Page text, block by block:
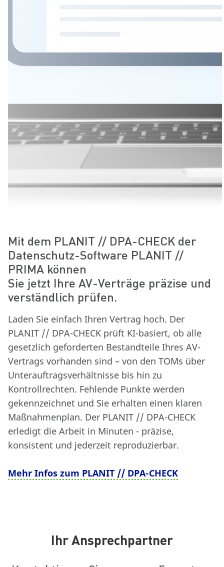
Mit dem PLANIT // DPA-CHECK der
Datenschutz-Software PLANIT //
PRIMA können
Sie jetzt Ihre AV-Verträge präzise und
verständlich prüfen.
Laden Sie einfach Ihren Vertrag hoch. Der
PLANIT // DPA-CHECK prüft KI-basiert, ob alle
gesetzlich geforderten Bestandteile Ihres AV-
Vertrags vorhanden sind – von den TOMs über
Unterauftragsverhältnisse bis hin zu
Kontrollrechten. Fehlende Punkte werden
gekennzeichnet und Sie erhalten einen klaren
Maßnahmenplan. Der PLANIT // DPA-CHECK
erledigt die Arbeit in Minuten - präzise,
konsistent und jederzeit reproduzierbar.
Mehr Infos zum PLANIT // DPA-CHECK
Ihr Ansprechpartner